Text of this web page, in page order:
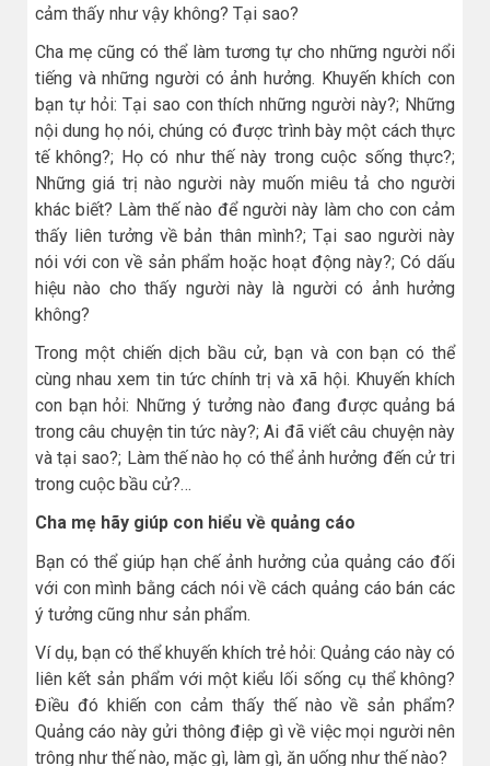
cảm thấy như vậy không? Tại sao?
Cha mẹ cũng có thể làm tương tự cho những người nổi
tiếng và những người có ảnh hưởng. Khuyến khích con
bạn tự hỏi: Tại sao con thích những người này?; Những
nội dung họ nói, chúng có được trình bày một cách thực
tế không?; Họ có như thế này trong cuộc sống thực?;
Những giá trị nào người này muốn miêu tả cho người
khác biết? Làm thế nào để người này làm cho con cảm
thấy liên tưởng về bản thân mình?; Tại sao người này
nói với con về sản phẩm hoặc hoạt động này?; Có dấu
hiệu nào cho thấy người này là người có ảnh hưởng
không?
Trong một chiến dịch bầu cử, bạn và con bạn có thể
cùng nhau xem tin tức chính trị và xã hội. Khuyến khích
con bạn hỏi: Những ý tưởng nào đang được quảng bá
trong câu chuyện tin tức này?; Ai đã viết câu chuyện này
và tại sao?; Làm thế nào họ có thể ảnh hưởng đến cử tri
trong cuộc bầu cử?…
Cha mẹ hãy giúp con hiểu về quảng cáo
Bạn có thể giúp hạn chế ảnh hưởng của quảng cáo đối
với con mình bằng cách nói về cách quảng cáo bán các
ý tưởng cũng như sản phẩm.
Ví dụ, bạn có thể khuyến khích trẻ hỏi: Quảng cáo này có
liên kết sản phẩm với một kiểu lối sống cụ thể không?
Điều đó khiến con cảm thấy thế nào về sản phẩm?
Quảng cáo này gửi thông điệp gì về việc mọi người nên
trông như thế nào, mặc gì, làm gì, ăn uống như thế nào?